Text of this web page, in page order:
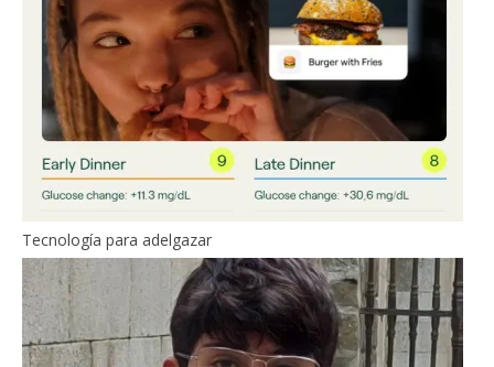
Tecnología para adelgazar